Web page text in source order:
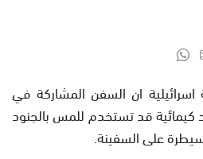
ان السفن المشاركة في
كيمائية قد تستخدم للمس بالجنود
على السفينة.